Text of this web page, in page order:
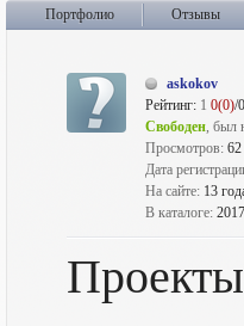
Портфолио Отзывы
askokov
Рейтинг: 1 0(0)/
Свободен, был
Просмотров: 62
Дата
На сайте: 13
В каталоге:
Проекты